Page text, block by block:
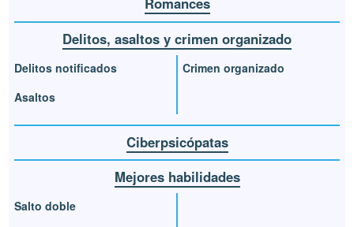
Delitos, asaltos y crimen organizado
Delitos notificados
Asaltos
Crimen organizado
Ciberpsicópatas
Mejores habilidades
Salto doble